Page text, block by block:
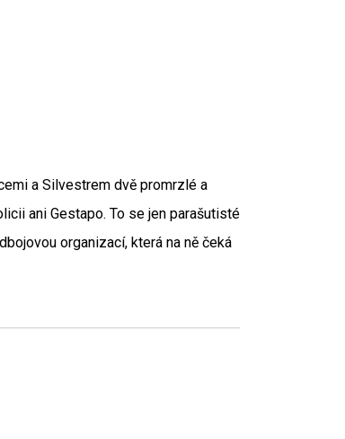
a Silvestrem dvě promrzlé a
ani Gestapo. To se jen parašutisté
organizací, která na ně čeká